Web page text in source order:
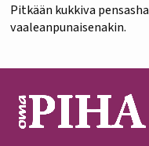
Pitkään kukkiva
vaaleanpunaisenakin.